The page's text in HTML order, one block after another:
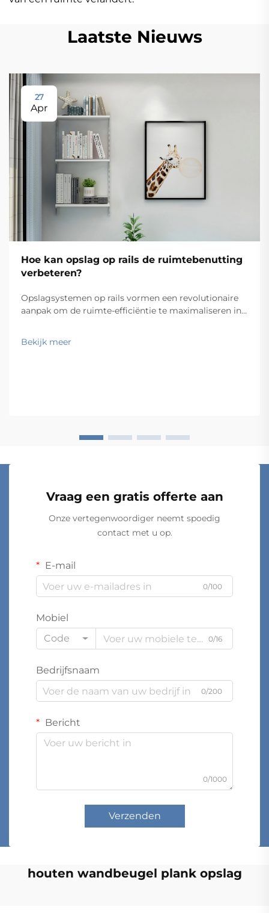
Laatste Nieuws
27
Apr
Hoe kan opslag op rails de ruimtebenutting
verbeteren?
Opslagsystemen op rails vormen een revolutionaire
aanpak om de ruimte-efficiëntie te maximaliseren in
gebruik te maken van wandbevestigde railsystemen
die beweegbare opslagcomponenten ondersteunen,
Bekijk meer
Vraag een gratis offerte aan
Onze vertegenwoordiger neemt spoedig
contact met u op.
E-mail
0/100
Mobiel
Code
0/16
Bedrijfsnaam
0/200
Bericht
0/1000
Verzenden
houten wandbeugel plank opslag